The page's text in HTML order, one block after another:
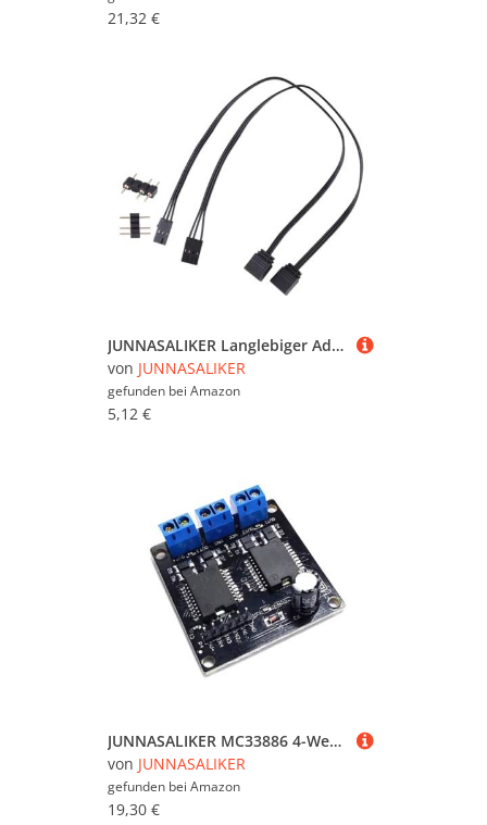
21,32 €
JUNNASALIKER Langlebiger Adapterkabel Für Korsairs QL LL120 ICUE Controller RGB Argb Expanion Beleuchtungskabel
von JUNNASALIKER
gefunden bei Amazon
5,12 €
JUNNASALIKER MC33886 4-Wege Ausgangsroboter Roboter Auto 6.5-24V Motor Stepper Treibermotor Ventile Modulplatine Motor Treibermodul Für Robotik
von JUNNASALIKER
gefunden bei Amazon
19,30 €